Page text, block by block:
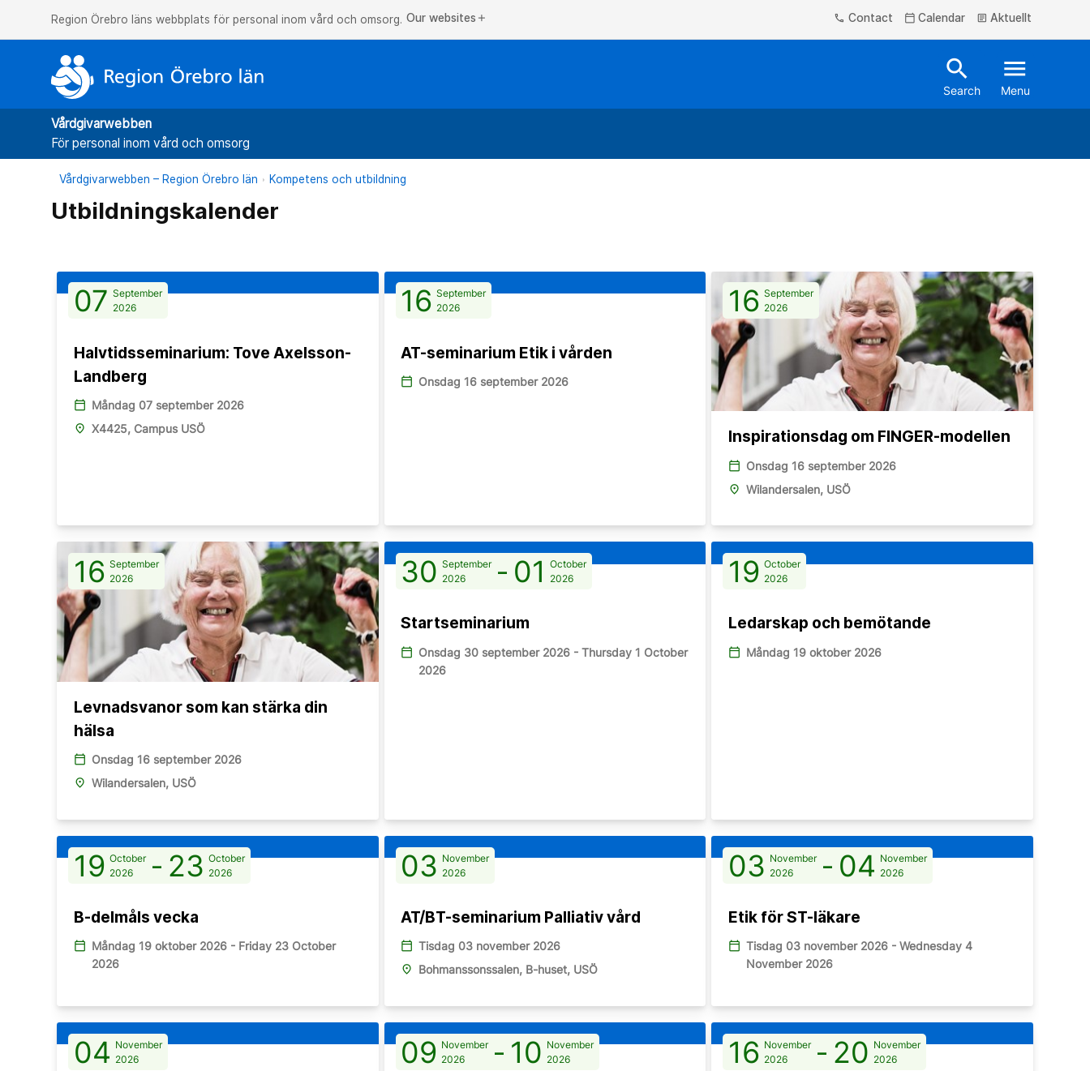
Region Örebro läns webbplats för personal inom vård och omsorg. Our websites add phone Contact calendar_today Calendar article Aktuellt
search
Search
menu
Menu
Vårdgivarwebben
För personal inom vård och omsorg
Vårdgivarwebben – Region Örebro län Kompetens och utbildning
Utbildningskalender
07 September
2026
Halvtidsseminarium: Tove Axelsson-
Landberg
calendar_today Måndag 07 september 2026
place X4425, Campus USÖ
16 September
2026
AT-seminarium Etik i vården
calendar_today Onsdag 16 september 2026
16 September
2026
Inspirationsdag om FINGER-modellen
calendar_today Onsdag 16 september 2026
place Wilandersalen, USÖ
16 September
2026
Levnadsvanor som kan stärka din
hälsa
calendar_today Onsdag 16 september 2026
place Wilandersalen, USÖ
30 September
2026
- 01
October
2026
Startseminarium
calendar_today Onsdag 30 september 2026 - Thursday 1 October
2026
19 October
2026
Ledarskap och bemötande
calendar_today Måndag 19 oktober 2026
19 October
2026
- 23 October
2026
B-delmåls vecka
calendar_today Måndag 19 oktober 2026 - Friday 23 October
2026
03 November
2026
AT/BT-seminarium Palliativ vård
calendar_today Tisdag 03 november 2026
place Bohmanssonssalen, B-huset, USÖ
03 November
2026
- 04 November
2026
Etik för ST-läkare
calendar_today Tisdag 03 november 2026 - Wednesday 4
November 2026
04 November
2026
09 November
2026
- 10 November
2026
16 November
2026
- 20 November
2026